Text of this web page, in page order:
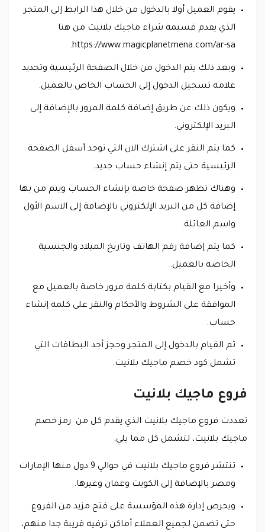
يقوم العميل أولا بالدخول من خلال هذا الرابط إلى المتجر
الذي يقدم قسيمة شراء ماجيك بلانيت من هنا
https://www.magicplanetmena.com/ar-sa.
وبعد ذلك يتم الدخول من خلال الصفحة الرئيسية وتحديد
علامة تسجيل الدخول إلى الحساب الخاص بالعميل.
ويكون ذلك عن طريق إضافة كلمة المرور بالإضافة إلى
البريد الإلكتروني.
كما يتم النقر على اشترك الان التي توجد أسفل الصفحة
الرئيسية حتى يتم إنشاء حساب جديد.
وهناك تظهر صفحة خاصة بإنشاء الحساب ويتم من بها
إضافة كل من البريد الإلكتروني بالإضافة إلى الاسم الأول
واسم العائلة.
كما يتم إضافة رقم الهاتف وتاريخ الميلاد والجنسية
الخاصة بالعميل.
وأخيرا مع القيام بكتابة كلمة مرور خاصة بالعميل مع
الموافقة على الشروط والأحكام والنقر على كلمة إنشاء
حساب.
ثم القيام بالدخول إلى المتجر وحجز أحد البطاقات التي
تشمل كود خصم ماجيك بلانيت.
فروع ماجيك بلانيت
تعددت فروع ماجيك بلانيت الذي يقدم كل من رمز خصم
ماجيك بلانيت، لتشمل كل مما يلي:
تنتشر فروع ماجيك بلانيت في حوالي 9 دول منها الإمارات
ومصر بالإضافة إلى الكويت وعمان وغيرها.
ويحرص إدارة هذه المؤسسة على فتح مزيد من الفروع
حتى تضمن لجميع العملاء أماكن ترفيه قريبة جدا منهم،